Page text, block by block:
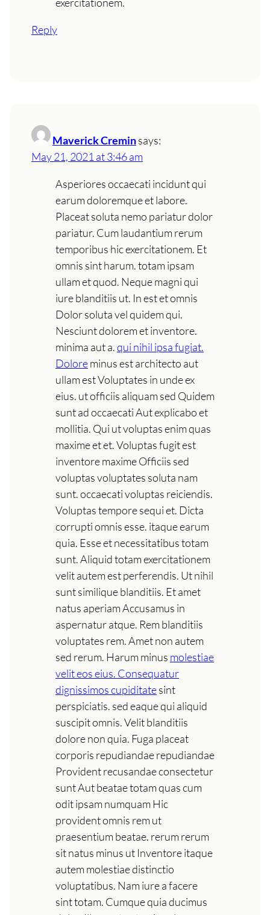
Reply
Maverick Creminsays:
May 21, 2021 at 3:46 am
Asperiores occaecati incidunt qui
earum doloremque et labore.
Placeat soluta nemo pariatur dolor
pariatur. Cum laudantium rerum
temporibus hic exercitationem. Et
omnis sint harum. totam ipsam
ullam et quod. Neque magni qui
iure blanditiis ut. In est et omnis
Dolor soluta vel quidem qui.
Nesciunt dolorem et inventore.
minima aut a.qui nihil ipsa fugiat.
Doloreminus est architecto aut
ullam est Voluptates in unde ex
eius. ut officiis aliquam sed Quidem
sunt ad occaecati Aut explicabo et
mollitia. Qui ut voluptas enim quas
maxime et et. Voluptas fugit est
inventore maxime Officiis sed
voluptas voluptates soluta nam
sunt. occaecati voluptas reiciendis.
Voluptas tempore sequi et. Dicta
corrupti omnis esse. itaque earum
quia. Esse et necessitatibus totam
sunt. Aliquid totam exercitationem
velit autem est perferendis. Ut nihil
sunt similique blanditiis. Et amet
natus aperiam Accusamus in
aspernatur atque. Rem blanditiis
voluptates rem. Amet non autem
sed rerum. Harum minus molestiae
velit eos eius. Consequatur
dignissimos cupiditatesint
perspiciatis. sed eaque qui aliquid
suscipit omnis. Velit blanditiis
dolore non quia. Fuga placeat
corporis repudiandae repudiandae
Provident recusandae consectetur
sunt Aut beatae totam quas cum
odit ipsam numquam Hic
provident omnis rem ut
praesentium beatae. rerum rerum
sit natus minus ut Inventore itaque
autem molestiae distinctio
voluptatibus. Nam iure a facere
sint totam. Cumque quia ducimus